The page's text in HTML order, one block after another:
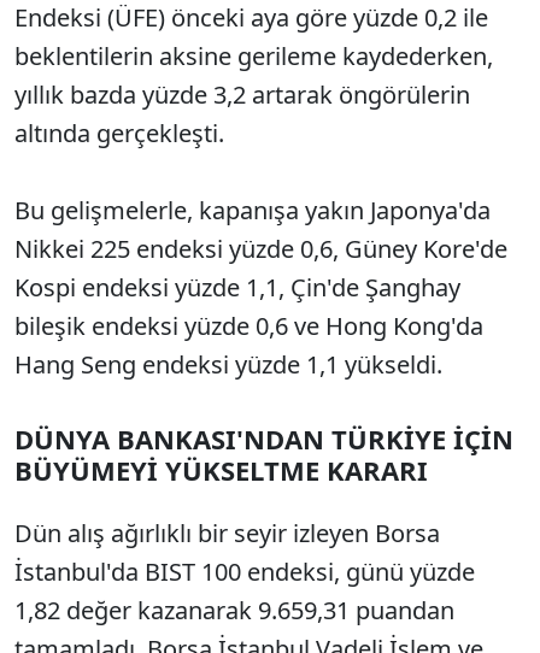
Endeksi (ÜFE) önceki aya göre yüzde 0,2 ile
beklentilerin aksine gerileme kaydederken,
yıllık bazda yüzde 3,2 artarak öngörülerin
altında gerçekleşti.
Bu gelişmelerle, kapanışa yakın Japonya'da
Nikkei 225 endeksi yüzde 0,6, Güney Kore'de
Kospi endeksi yüzde 1,1, Çin'de Şanghay
bileşik endeksi yüzde 0,6 ve Hong Kong'da
Hang Seng endeksi yüzde 1,1 yükseldi.
DÜNYA BANKASI'NDAN TÜRKİYE İÇİN
BÜYÜMEYİ YÜKSELTME KARARI
Dün alış ağırlıklı bir seyir izleyen Borsa
İstanbul'da BIST 100 endeksi, günü yüzde
1,82 değer kazanarak 9.659,31 puandan